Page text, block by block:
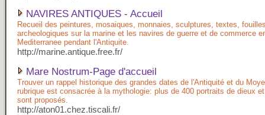
NAVIRES ANTIQUES - Accueil
Recueil des peintures, mosaiques, monnaies, sculptures, textes,
archeologiques sur la marine et les navires de guerre et de commerce
Mediterranee pendant l'Antiquite.
http://marine.antique.free.fr/
Mare Nostrum-Page d'accueil
Trouver un rappel historique des grandes dates de l'Antiquité et du
rubrique est consacrée à la mythologie: plus de 400 portraits de dieux
sont proposés.
http://aton01.chez.tiscali.fr/